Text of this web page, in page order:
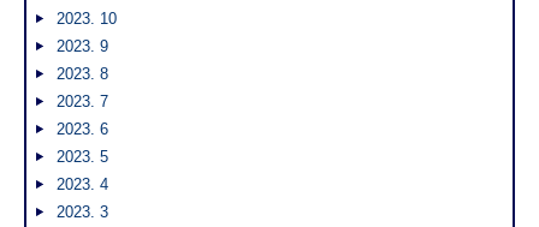
2023. 10
2023. 9
2023. 8
2023. 7
2023. 6
2023. 5
2023. 4
2023. 3